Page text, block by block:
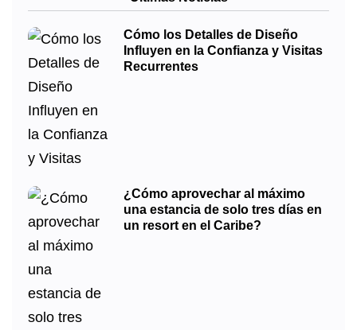
Cómo los Detalles de Diseño
Influyen en la Confianza y Visitas
Recurrentes
¿Cómo aprovechar al máximo
una estancia de solo tres días en
un resort en el Caribe?